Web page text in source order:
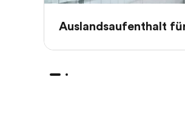
Auslandsaufenthalt